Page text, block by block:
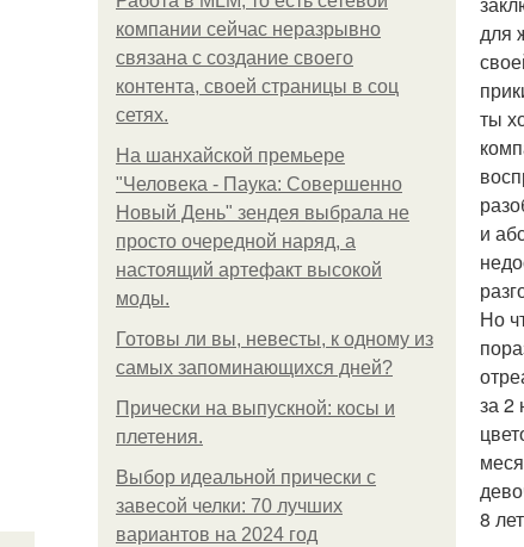
компании сейчас неразрывно
связана с создание своего
контента, своей страницы в соц
сетях.
На шанхайской премьере
"Человека - Паука: Совершенно
Новый День" зендея выбрала не
просто очередной наряд, а
настоящий артефакт высокой
моды.
Готовы ли вы, невесты, к одному из
самых запоминающихся дней?
Прически на выпускной: косы и
плетения.
Выбор идеальной прически с
завесой челки: 70 лучших
вариантов на 2024 год
для
ты
и
Но
за 2
8